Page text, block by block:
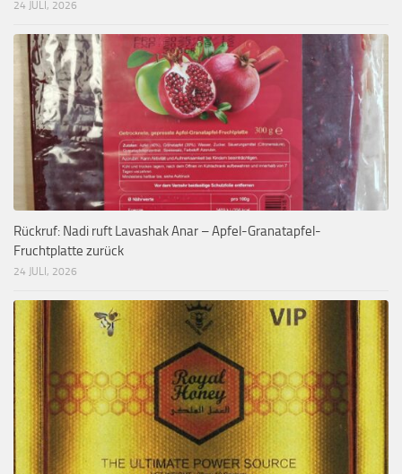
24 JULI, 2026
Rückruf: Nadi ruft Lavashak Anar – Apfel-Granatapfel-
Fruchtplatte zurück
24 JULI, 2026